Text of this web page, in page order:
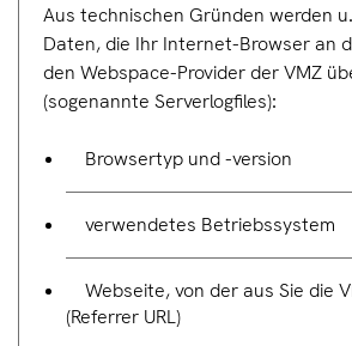
Aus technischen Gründen werden
Daten, die Ihr Internet-Browser an
den Webspace-Provider der VMZ
(sogenannte Serverlogfiles):
Browsertyp und -version
verwendetes Betriebssystem
Webseite, von der aus Sie die
(Referrer URL)